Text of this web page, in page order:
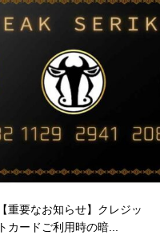
【重要なお知らせ】クレジッ
トカードご利用時の暗...